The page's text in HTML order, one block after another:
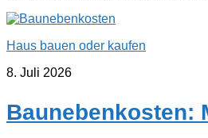
Haus bauen oder kaufen
8. Juli 2026
Baunebenkosten: